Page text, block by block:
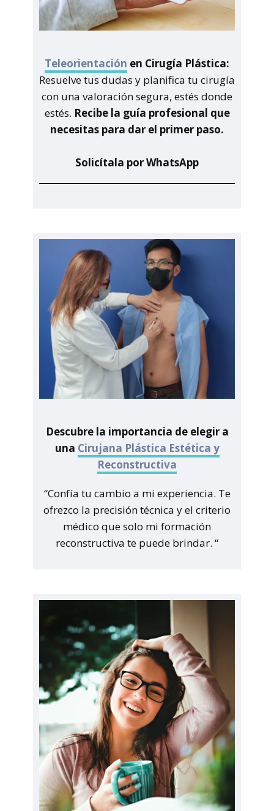
Teleorientación en Cirugía Plástica:
Resuelve tus dudas y planifica tu cirugía
con una valoración segura, estés donde
estés. Recibe la guía profesional que
necesitas para dar el primer paso.
Solicítala por WhatsApp
Descubre la importancia de elegir a
una Cirujana Plástica Estética y
Reconstructiva
“Confía tu cambio a mi experiencia. Te
ofrezco la precisión técnica y el criterio
médico que solo mi formación
reconstructiva te puede brindar. “